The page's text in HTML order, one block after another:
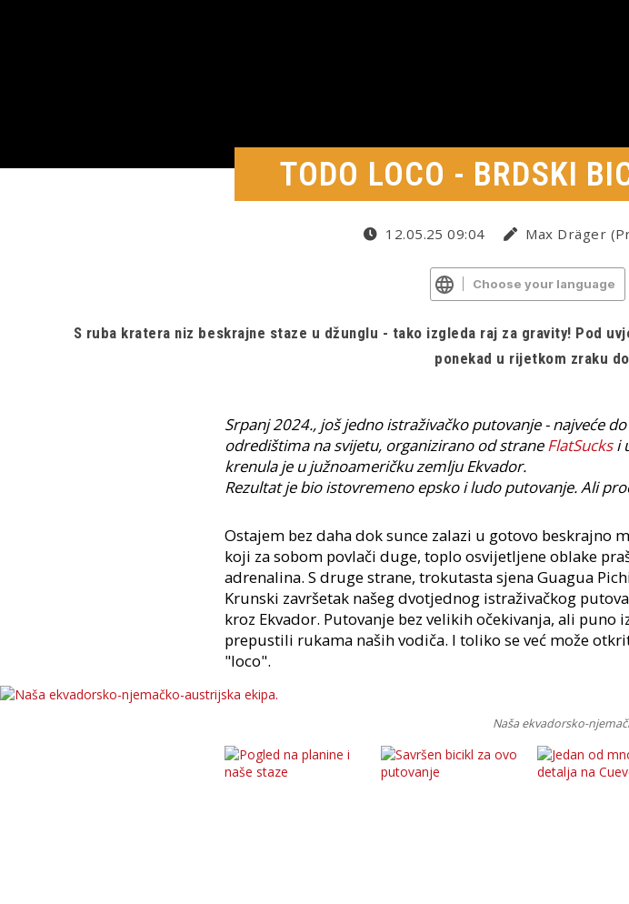
TODO LOCO - BRDSKI
12.05.25 09:04 Max Dräger
Choose your language
S ruba kratera niz beskrajne staze u džunglu - tako izgleda raj za gravity! Pod
ponekad u rijetkom zraku
Srpanj 2024., još jedno istraživačko putovanje - najveće
odredištima na svijetu, organizirano od strane FlatSucksi
krenula je u južnoameričku zemlju Ekvador.
Rezultat je bio istovremeno epsko i ludo putovanje. Ali
Ostajem bez daha dok sunce zalazi u gotovo beskrajno
koji za sobom povlači duge, toplo osvijetljene oblake
adrenalina. S druge strane, trokutasta sjena Guagua
Krunski završetak našeg dvotjednog istraživačkog
kroz Ekvador. Putovanje bez velikih očekivanja, ali puno
prepustili rukama naših vodiča. I toliko se već može
"loco".
Naša ekvadorsko-